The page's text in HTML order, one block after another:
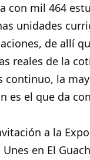
con mil 464
unidades
de allí
reales de la
continuo, la
es el que da
a la
en El